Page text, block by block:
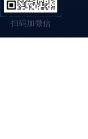
扫码加微信